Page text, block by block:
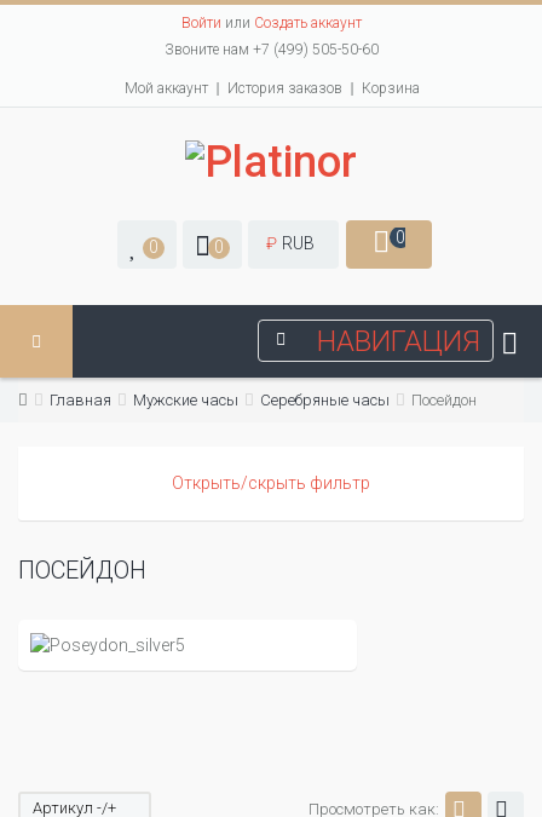
Войти или Создать аккаунт
Звоните нам +7 (499) 505-50-60
Мой аккаунт История заказов Корзина
0 0 ₽ RUB 0
НАВИГАЦИЯ
Главная Мужские часы Серебряные часы Посейдон
Открыть/скрыть фильтр
ПОСЕЙДОН
Просмотреть как:
Артикул -/+